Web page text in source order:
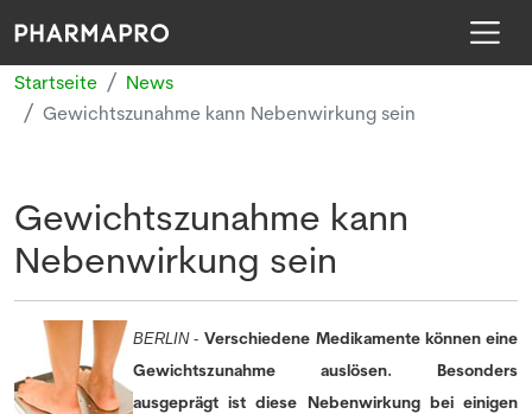
Startseite
News
Gewichtszunahme kann Nebenwirkung sein
Gewichtszunahme kann
Nebenwirkung sein
BERLIN -Verschiedene Medikamente können eine
Gewichtszunahme auslösen. Besonders
ausgeprägt ist diese Nebenwirkung bei einigen